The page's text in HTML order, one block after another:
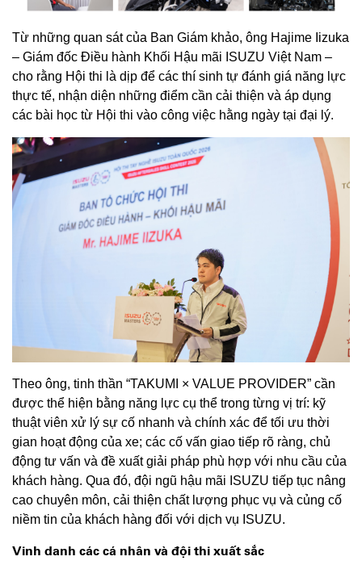
Từ những quan sát của Ban Giám khảo, ông Hajime Iizuka
– Giám đốc Điều hành Khối Hậu mãi ISUZU Việt Nam –
cho rằng Hội thi là dịp để các thí sinh tự đánh giá năng lực
thực tế, nhận diện những điểm cần cải thiện và áp dụng
các bài học từ Hội thi vào công việc hằng ngày tại đại lý.
Theo ông, tinh thần “TAKUMI × VALUE PROVIDER” cần
được thể hiện bằng năng lực cụ thể trong từng vị trí: kỹ
thuật viên xử lý sự cố nhanh và chính xác để tối ưu thời
gian hoạt động của xe; các cố vấn giao tiếp rõ ràng, chủ
động tư vấn và đề xuất giải pháp phù hợp với nhu cầu của
khách hàng. Qua đó, đội ngũ hậu mãi ISUZU tiếp tục nâng
cao chuyên môn, cải thiện chất lượng phục vụ và củng cố
niềm tin của khách hàng đối với dịch vụ ISUZU.
Vinh danh các cá nhân và đội thi xuất sắc